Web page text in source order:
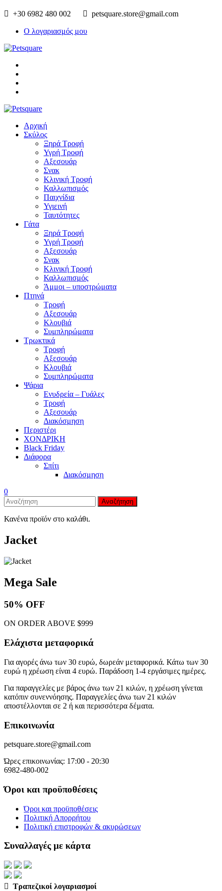
+30 6982 480 002 petsquare.store@gmail.com
Ο λογαριασμός μου
Αρχική
Σκύλος
Ξηρά Τροφή
Υγρή Τροφή
Αξεσουάρ
Σνακ
Κλινική Τροφή
Καλλωπισμός
Παιχνίδια
Υγιεινή
Ταυτότητες
Γάτα
Ξηρά Τροφή
Υγρή Τροφή
Αξεσουάρ
Σνακ
Κλινική Τροφή
Καλλωπισμός
Άμμοι – υποστρώματα
Πτηνά
Τροφή
Αξεσουάρ
Κλουβιά
Συμπληρώματα
Τρωκτικά
Τροφή
Αξεσουάρ
Κλουβιά
Συμπληρώματα
Ψάρια
Ενυδρεία – Γυάλες
Τροφή
Αξεσουάρ
Διακόσμηση
Περιστέρι
ΧΟΝΔΡΙΚΗ
Black Friday
Διάφορα
Σπίτι
Διακόσμηση
0
Αναζήτηση
Κανένα προϊόν στο καλάθι.
Jacket
Mega Sale
50% OFF
ON ORDER ABOVE $999
Ελάχιστα μεταφορικά
Για αγορές άνω των 30 ευρώ, δωρεάν μεταφορικά. Κάτω των 30
ευρώ η χρέωση είναι 4 ευρώ. Παράδοση 1-4 εργάσιμες ημέρες.
Για παραγγελίες με βάρος άνω των 21 κιλών, η χρέωση γίνεται
κατόπιν συνεννόησης. Παραγγελίες άνω των 21 κιλών
αποστέλλονται σε 2 ή και περισσότερα δέματα.
Επικοινωνία
petsquare.store@gmail.com
Ώρες επικοινωνίας: 17:00 - 20:30
6982-480-002
Όροι και προϋποθέσεις
Όροι και προϋποθέσεις
Πολιτική Απορρήτου
Πολιτική επιστροφών & ακυρώσεων
Συναλλαγές με κάρτα
Τραπεζικοί λογαριασμοί